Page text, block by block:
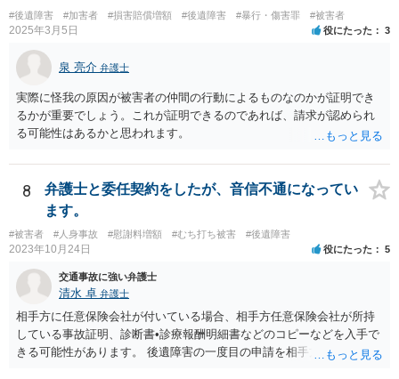
#後遺障害 #加害者 #損害賠償増額 #後遺障害 #暴行・傷害罪 #被害者
2025年3月5日 役にたった 3
泉 亮介 弁護士
実際に怪我の原因が被害者の仲間の行動によるものなのかが証明でき
るかが重要でしょう。これが証明できるのであれば、請求が認められ
る可能性はあるかと思われます。
8
弁護士と委任契約をしたが、音信不通になってい
ます。
#被害者 #人身事故 #慰謝料増額 #むち打ち被害 #後遺障害
2023年10月24日 役にたった 5
交通事故に強い弁護士
清水 卓 弁護士
相手方に任意保険会社が付いている場合、相手方任意保険会社が所持
している事故証明、診断書•診療報酬明細書などのコピーなどを入手で
きる可能性があります。 後遺障害の一度目の申請を相手方任意保険会